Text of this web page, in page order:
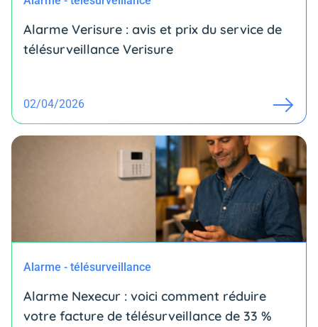
Alarme Verisure : avis et prix du service de
télésurveillance Verisure
02/04/2026
Alarme - télésurveillance
Alarme Nexecur : voici comment réduire
votre facture de télésurveillance de 33 %